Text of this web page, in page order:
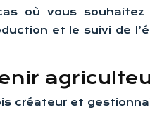
où vous
et le suivi de
créateur et